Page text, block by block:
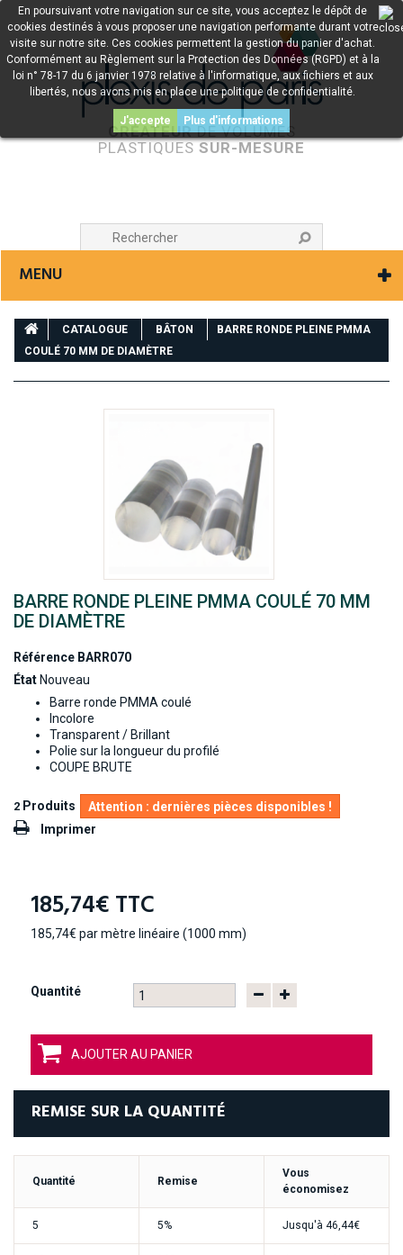
CRÉATEURDE VOLUMES
PLASTIQUES SUR-MESURE
MENU
En poursuivant votre navigation sur ce site, vous acceptez le dépôt de
cookies destinés à vous proposer une navigation performante durant votre
visite sur notre site. Ces cookies permettent la gestion du panier d'achat.
Conformément au Règlement sur la Protection des Données (RGPD) et à la
loi n° 78-17 du 6 janvier 1978 relative à l'informatique, aux fichiers et aux
libertés, nous avons mis en place une politique de confidentialité.
J'accepte Plus d'informations
CATALOGUE BÂTON
BARRE RONDE PLEINE PMMA
COULÉ 70 MM DE DIAMÈTRE
BARRE RONDE PLEINE PMMA COULÉ 70 MM
DE DIAMÈTRE
Référence BARR070
État Nouveau
Barre ronde PMMA coulé
Incolore
Transparent / Brillant
Polie sur la longueur du profilé
COUPE BRUTE
2 Produits
Attention : dernières pièces disponibles !
Imprimer
185,74€TTC
185,74€ par mètre linéaire (1000 mm)
Quantité
AJOUTER AU PANIER
REMISE SUR LA QUANTITÉ
Quantité Remise
Vous
économisez
5 5% Jusqu'à 46,44€